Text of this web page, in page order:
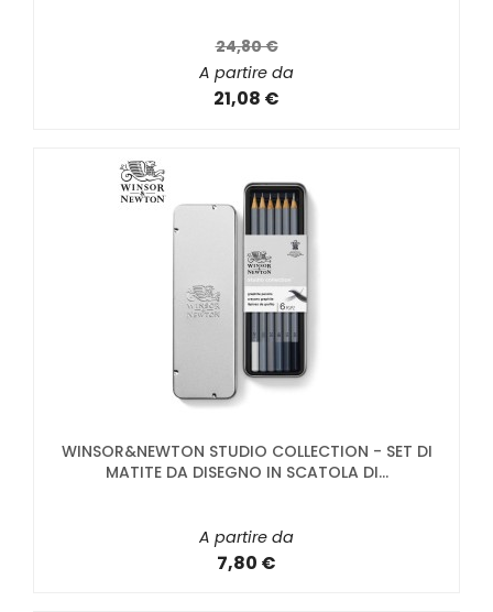
24,80 €
A partire da
21,08 €
WINSOR&NEWTON STUDIO COLLECTION - SET DI
MATITE DA DISEGNO IN SCATOLA DI...
A partire da
7,80 €